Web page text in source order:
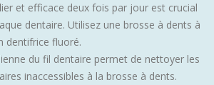
et efficace deux fois par jour est crucial
dentaire. Utilisez une brosse à dents à
dentifrice fluoré.
du fil dentaire permet de nettoyer les
inaccessibles à la brosse à dents.